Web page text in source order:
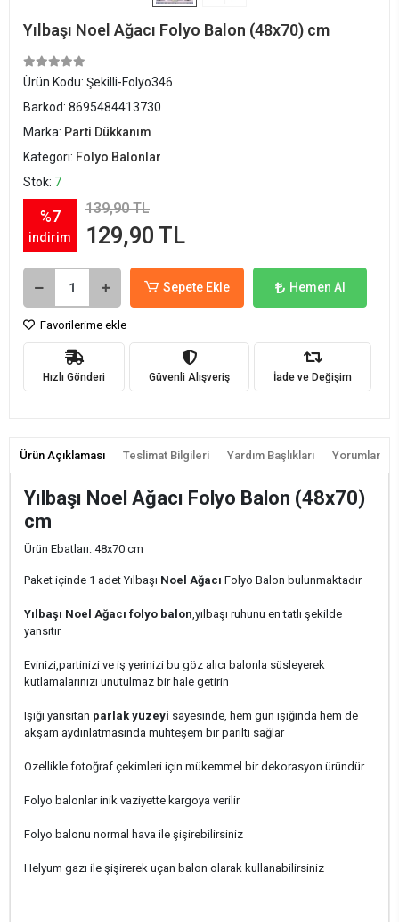
Yılbaşı Noel Ağacı Folyo Balon (48x70) cm
Ürün Kodu: Şekilli-Folyo346
Barkod: 8695484413730
Marka: Parti Dükkanım
Kategori: Folyo Balonlar
Stok: 7
%7
indirim
139,90 TL
129,90 TL
Sepete Ekle Hemen Al
Favorilerime ekle
Hızlı Gönderi Güvenli Alışveriş İade ve Değişim
Ürün Açıklaması Teslimat Bilgileri Yardım Başlıkları Yorumlar
Yılbaşı Noel Ağacı Folyo Balon (48x70)
cm
Ürün Ebatları: 48x70 cm
Paket içinde 1 adet Yılbaşı Noel Ağacı Folyo Balon bulunmaktadır
Yılbaşı Noel Ağacı folyo balon,yılbaşı ruhunu en tatlı şekilde
yansıtır
Evinizi,partinizi ve iş yerinizi bu göz alıcı balonla süsleyerek
kutlamalarınızı unutulmaz bir hale getirin
Işığı yansıtan parlak yüzeyi sayesinde, hem gün ışığında hem de
akşam aydınlatmasında muhteşem bir parıltı sağlar
Özellikle fotoğraf çekimleri için mükemmel bir dekorasyon üründür
Folyo balonlar inik vaziyette kargoya verilir
Folyo balonu normal hava ile şişirebilirsiniz
Helyum gazı ile şişirerek uçan balon olarak kullanabilirsiniz